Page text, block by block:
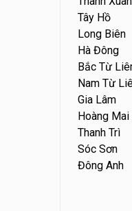
Tây Hồ
Long Biên
Hà Đông
Bắc Từ
Nam Từ
Gia Lâm
Hoàng Mai
Thanh Trì
Sóc Sơn
Đông Anh